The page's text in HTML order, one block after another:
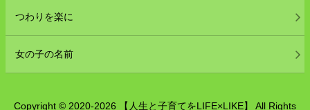
つわりを楽に
女の子の名前
Copyright © 2020-2026 【人生と子育てをLIFE×LIKE】 All Rights